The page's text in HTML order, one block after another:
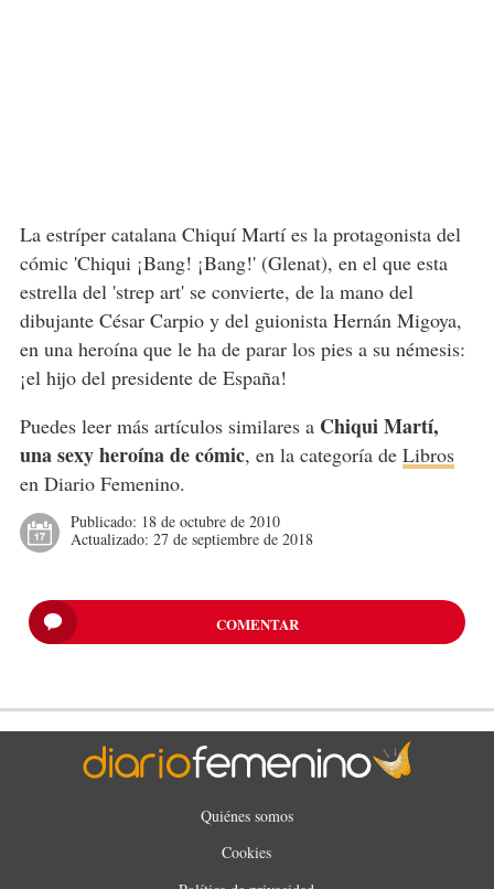
La estríper catalana Chiquí Martí es la protagonista del
cómic 'Chiqui ¡Bang! ¡Bang!' (Glenat), en el que esta
estrella del 'strep art' se convierte, de la mano del
dibujante César Carpio y del guionista Hernán Migoya,
en una heroína que le ha de parar los pies a su némesis:
¡el hijo del presidente de España!
Puedes leer más artículos similares a Chiqui Martí,
una sexy heroína de cómic, en la categoría de Libros
en Diario Femenino.
Publicado: 18 de octubre de 2010
Actualizado: 27 de septiembre de 2018
COMENTAR
Quiénes somos
Cookies